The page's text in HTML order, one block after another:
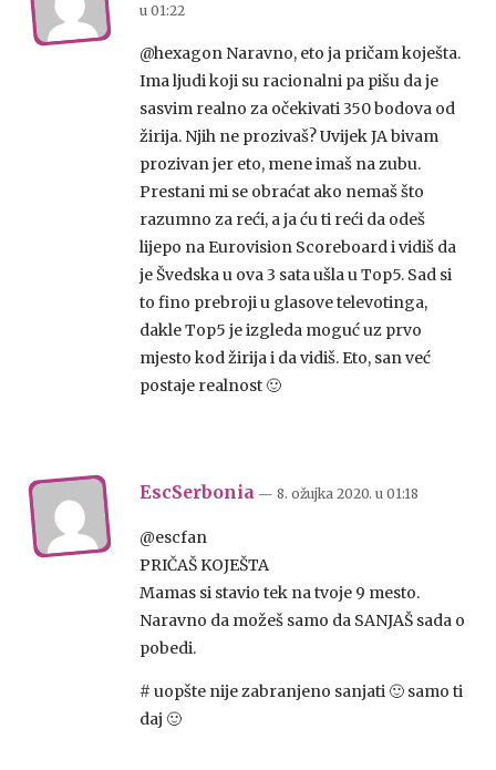
u 01:22
@hexagon Naravno, eto ja pričam koješta.
Ima ljudi koji su racionalni pa pišu da je
sasvim realno za očekivati 350 bodova od
žirija. Njih ne prozivaš? Uvijek JA bivam
prozivan jer eto, mene imaš na zubu.
Prestani mi se obraćat ako nemaš što
razumno za reći, a ja ću ti reći da odeš
lijepo na Eurovision Scoreboard i vidiš da
je Švedska u ova 3 sata ušla u Top5. Sad si
to fino prebroji u glasove televotinga,
dakle Top5 je izgleda moguć uz prvo
mjesto kod žirija i da vidiš. Eto, san već
postaje realnost 🙂
EscSerbonia — 8. ožujka 2020. u 01:18
@escfan
PRIČAŠ KOJEŠTA
Mamas si stavio tek na tvoje 9 mesto.
Naravno da možeš samo da SANJAŠ sada o
pobedi.
# uopšte nije zabranjeno sanjati 🙂 samo ti
daj 🙂